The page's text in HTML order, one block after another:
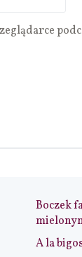
Boczek
A la